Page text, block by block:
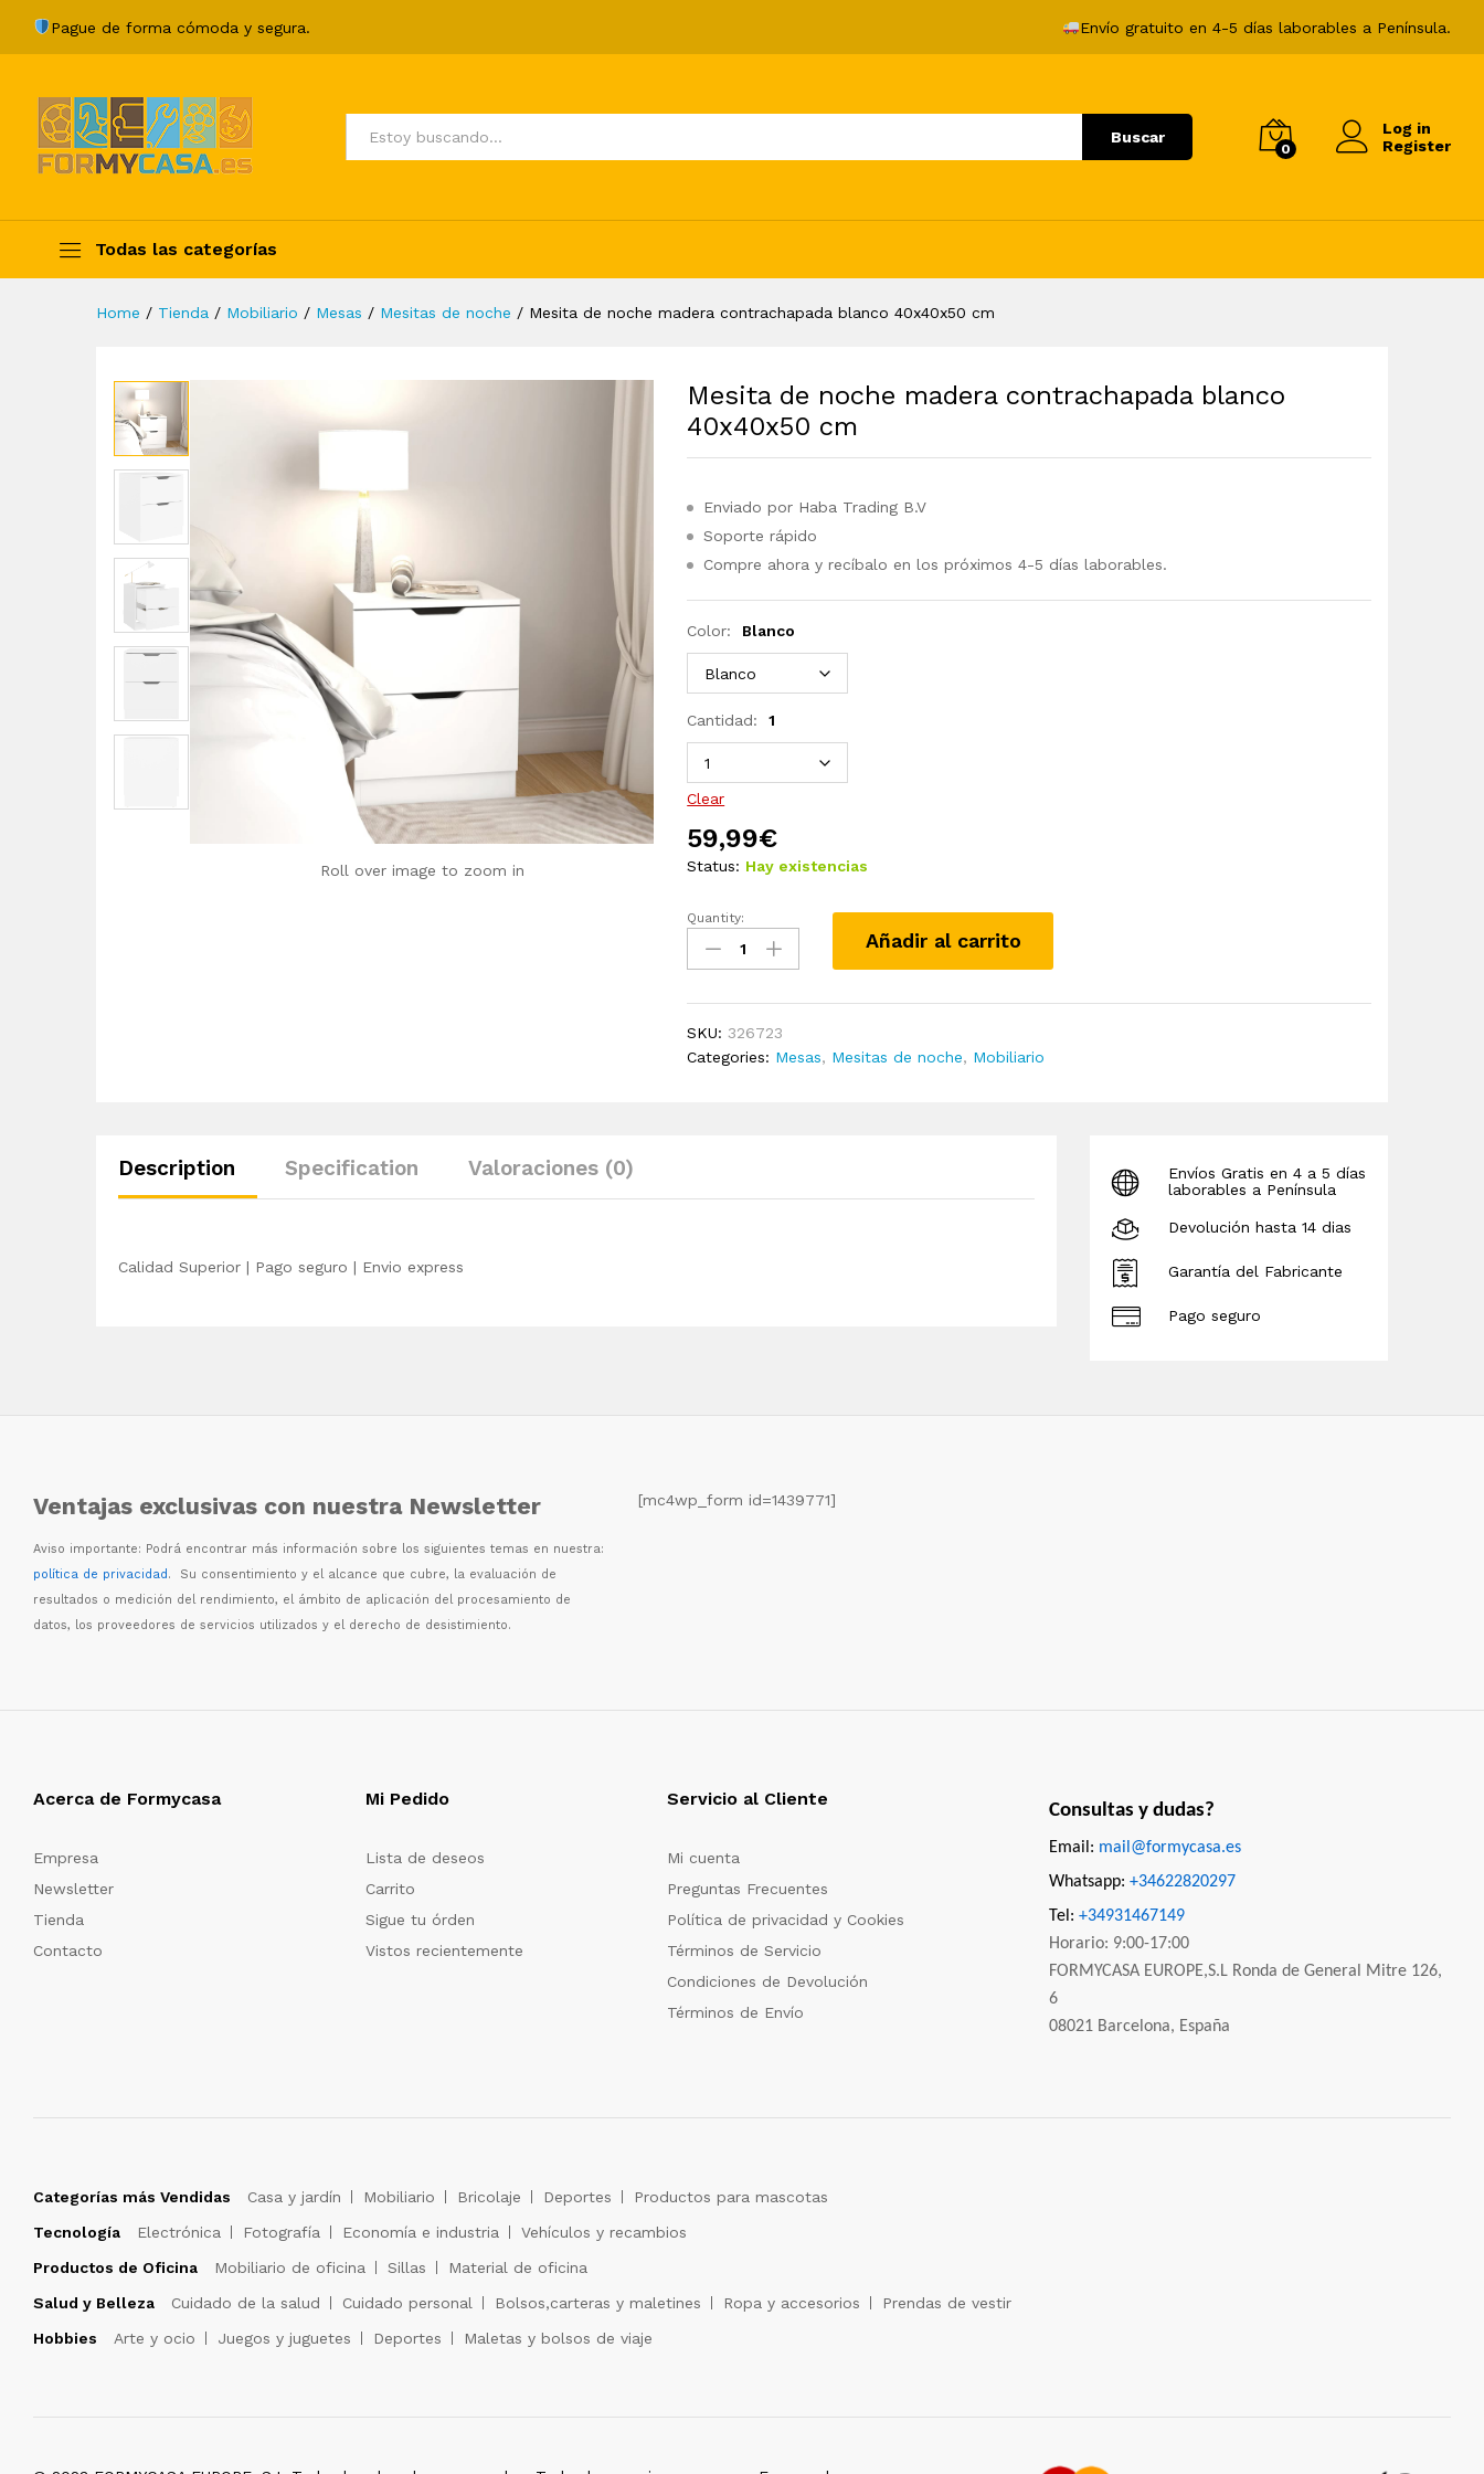
Pague de forma cómoda y segura. Envío gratuito en 4-5 días laborables a Península.
Todos Buscar
0
Log in
Register
Todas las categorías
Home / Tienda / Mobiliario / Mesas / Mesitas de noche / Mesita de noche madera contrachapada blanco 40x40x50 cm
Roll over image to zoom in
Mesita de noche madera contrachapada blanco
40x40x50 cm
Enviado por Haba Trading B.V
Soporte rápido
Compre ahora y recíbalo en los próximos 4-5 días laborables.
Color: Blanco
Cantidad: 1
Clear
59,99€
Status: Hay existencias
Mesita
noche
blanco
40x40x50
Quantity:
Añadir al carrito
SKU:326723
Categories: Mesas, Mesitas de noche, Mobiliario
Description Specification Valoraciones (0)
Calidad Superior | Pago seguro | Envio express
Envíos Gratis en 4 a 5 días
laborables a Península
Devolución hasta 14 dias
Garantía del Fabricante
Pago seguro
Ventajas exclusivas con nuestra Newsletter
Aviso importante: Podrá encontrar más información sobre los siguientes temas en nuestra:
política de privacidad. Su consentimiento y el alcance que cubre, la evaluación de
resultados o medición del rendimiento, el ámbito de aplicación del procesamiento de
datos, los proveedores de servicios utilizados y el derecho de desistimiento.
[mc4wp_form id=1439771]
Acerca de Formycasa
Empresa
Newsletter
Tienda
Contacto
Mi Pedido
Lista de deseos
Carrito
Sigue tu órden
Vistos recientemente
Servicio al Cliente
Mi cuenta
Preguntas Frecuentes
Política de privacidad y Cookies
Términos de Servicio
Condiciones de Devolución
Términos de Envío
Consultas y dudas?
Email: mail@formycasa.es
Whatsapp: +34622820297
Tel: +34931467149
Horario: 9:00-17:00
FORMYCASA EUROPE,S.L Ronda de General Mitre 126,
6
08021 Barcelona, España
Categorías más Vendidas Casa y jardín Mobiliario Bricolaje Deportes
Productos para mascotas
Tecnología
Electrónica Fotografía Economía e industria
Vehículos y recambios
Productos de Oficina
Mobiliario de oficina Sillas
Material de oficina
Salud y Belleza
Cuidado de la salud Cuidado personal Bolsos,carteras y maletines Ropa y accesorios
Prendas de vestir
Hobbies
Arte y ocio Juegos y juguetes Deportes Maletas y bolsos de viaje
Description Specification
55,99€ Añadir al carrito